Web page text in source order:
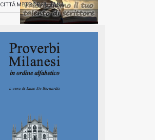
CITTÀ METROPOLITANA